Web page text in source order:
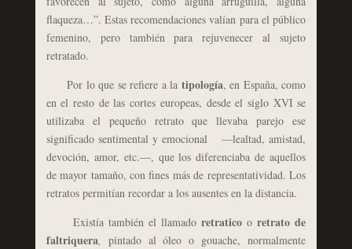
flaqueza…”. Estas recomendaciones valían para el público
femenino, pero también para rejuvenecer al sujeto
retratado.
Por lo que se refiere a la tipología, en España, como
en el resto de las cortes europeas, desde el siglo XVI se
utilizaba el pequeño retrato que llevaba parejo ese
significado sentimental y emocional —lealtad, amistad,
devoción, amor, etc.—, que los diferenciaba de aquellos
de mayor tamaño, con fines más de representatividad. Los
retratos permitían recordar a los ausentes en la distancia.
Existía también el llamadoretraticoo retrato de
faltriquera, pintado al óleo o gouache, normalmente